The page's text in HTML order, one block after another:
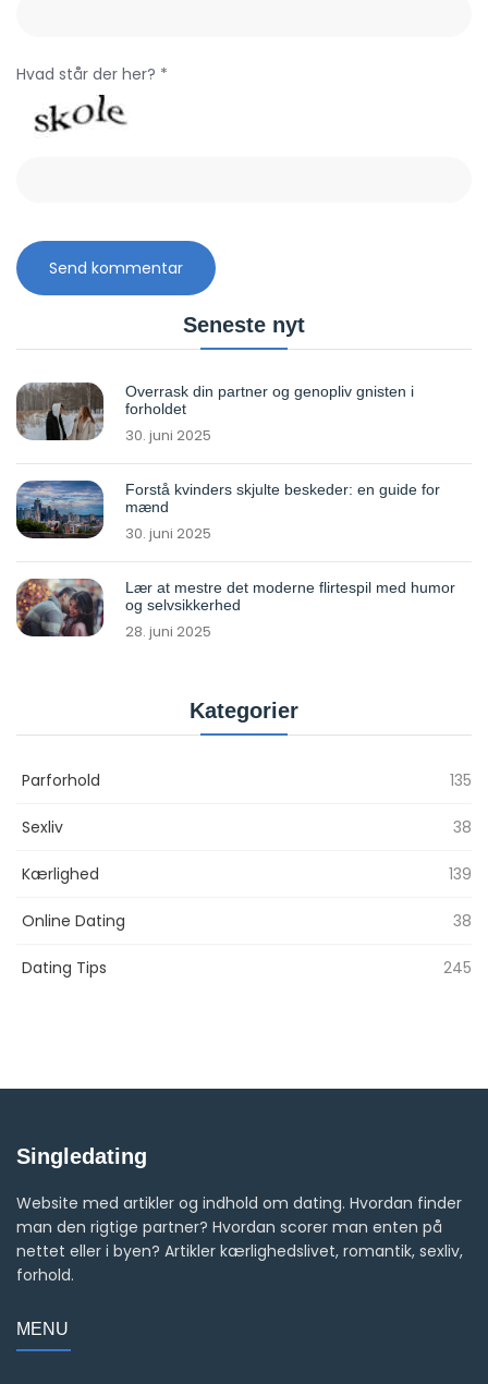
Hvad står der her? *
Seneste nyt
Overrask din partner og genopliv gnisten i
forholdet
30. juni 2025
Forstå kvinders skjulte beskeder: en guide for
mænd
30. juni 2025
Lær at mestre det moderne flirtespil med humor
og selvsikkerhed
28. juni 2025
Kategorier
Parforhold 135
Sexliv 38
Kærlighed 139
Online Dating 38
Dating Tips 245
Singledating
Website med artikler og indhold om dating. Hvordan finder
man den rigtige partner? Hvordan scorer man enten på
nettet eller i byen? Artikler kærlighedslivet, romantik, sexliv,
forhold.
MENU